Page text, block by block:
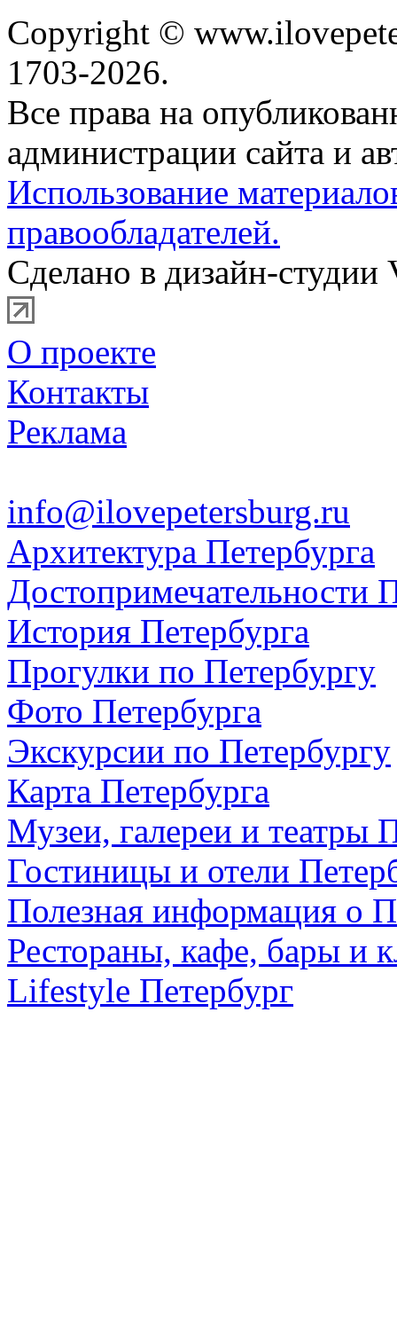
Copyright ©
1703-2026.
Все права на
администрации сайта и
Использование
правообладателей.
Сделано в дизайн-студии
О проекте
Контакты
Реклама
info@ilovepetersburg.ru
Архитектура Петербурга
Достопримечательности
История Петербурга
Прогулки по Петербургу
Фото Петербурга
Экскурсии по Петербургу
Карта Петербурга
Музеи, галереи и театры
Гостиницы и отели
Полезная информация о
Рестораны, кафе, бары и
Lifestyle Петербург